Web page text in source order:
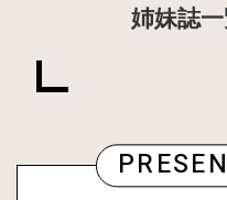
姉妹誌